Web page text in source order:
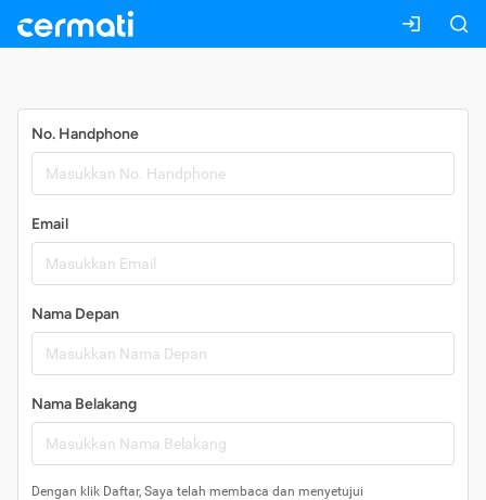
No. Handphone
Email
Nama Depan
Nama Belakang
Dengan klik Daftar, Saya telah membaca dan menyetujui